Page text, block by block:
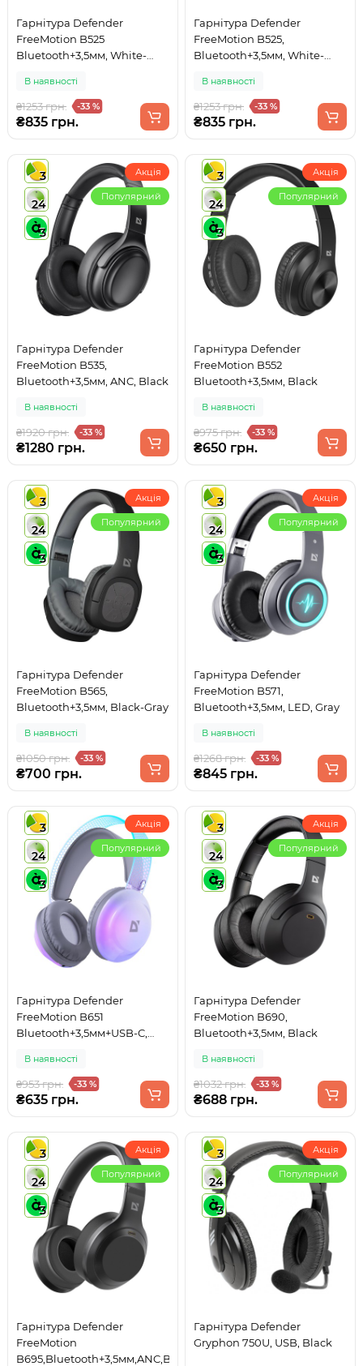
Гарнітура Defender
FreeMotion B525
Bluetooth+3,5мм, White-
В наявності
₴1253 грн. -33 %
₴835 грн.
Гарнітура Defender
FreeMotion B525,
Bluetooth+3,5мм, White-
В наявності
₴1253 грн. -33 %
₴835 грн.
3
24
3
Акція
Популярний
Гарнітура Defender
FreeMotion B535,
Bluetooth+3,5мм, ANC, Black
В наявності
₴1920 грн. -33 %
₴1280 грн.
3
24
3
Акція
Популярний
Гарнітура Defender
FreeMotion B552
Bluetooth+3,5мм, Black
В наявності
₴975 грн. -33 %
₴650 грн.
3
24
3
Акція
Популярний
Гарнітура Defender
FreeMotion B565,
Bluetooth+3,5мм, Black-Gray
В наявності
₴1050 грн. -33 %
₴700 грн.
3
24
3
Акція
Популярний
Гарнітура Defender
FreeMotion B571,
Bluetooth+3,5мм, LED, Gray
В наявності
₴1268 грн. -33 %
₴845 грн.
3
24
3
Акція
Популярний
Гарнітура Defender
FreeMotion B651
Bluetooth+3,5мм+USB-C,
В наявності
₴953 грн. -33 %
₴635 грн.
3
24
3
Акція
Популярний
Гарнітура Defender
FreeMotion B690,
Bluetooth+3,5мм, Black
В наявності
₴1032 грн. -33 %
₴688 грн.
3
24
3
Акція
Популярний
Гарнітура Defender
FreeMotion
B695,Bluetooth+3,5мм,ANC,Black
3
24
3
Акція
Популярний
Гарнітура Defender
Gryphon 750U, USB, Black